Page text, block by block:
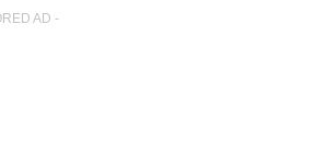
AD -